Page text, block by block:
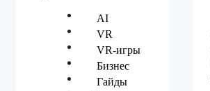
AI
VR
VR-игры
Бизнес
Гайды